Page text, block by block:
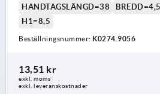
HANDTAGSLÄNGD=38
BREDD=4,5
H1=8,5
Beställningsnummer: K0274.9056
13,51 kr
exkl. moms
exkl. leveranskostnader